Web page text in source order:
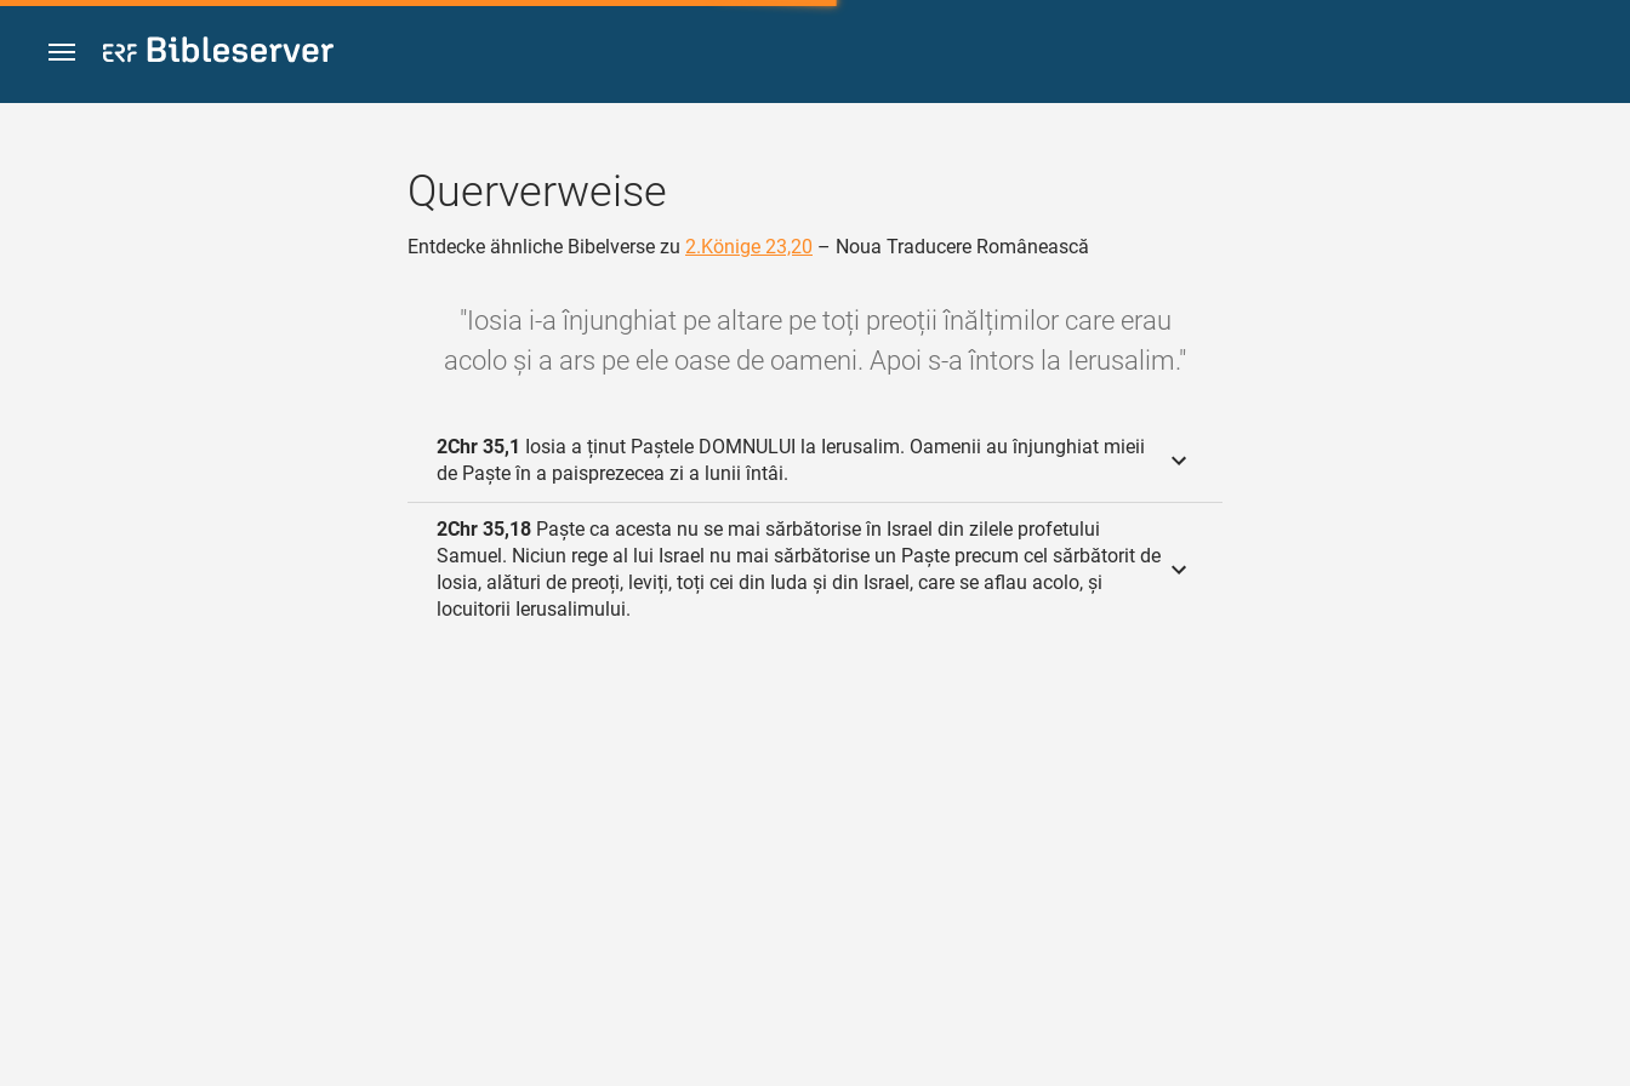
Zum Inhalt springen
Querverweise
Entdecke ähnliche Bibelverse zu 2.Könige 23,20 – Noua Traducere Românească
"Iosia i‑a înjunghiat pe altare pe toți preoții înălțimilor care erau
acolo și a ars pe ele oase de oameni. Apoi s‑a întors la Ierusalim."
2Chr 35,1 Iosia a ținut Paștele DOMNULUI la Ierusalim. Oamenii au înjunghiat mieii
de Paște în a paisprezecea zi a lunii întâi.
2Chr 35,18 Paște ca acesta nu se mai sărbătorise în Israel din zilele profetului
Samuel. Niciun rege al lui Israel nu mai sărbătorise un Paște precum cel sărbătorit de
Iosia, alături de preoți, leviți, toți cei din Iuda și din Israel, care se aflau acolo, și
locuitorii Ierusalimului.